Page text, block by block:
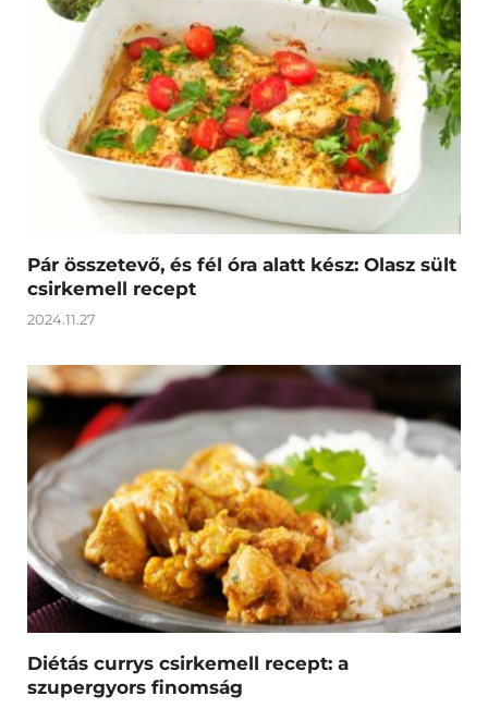
Pár összetevő, és fél óra alatt kész: Olasz sült
csirkemell recept
2024.11.27
Diétás currys csirkemell recept: a
szupergyors finomság